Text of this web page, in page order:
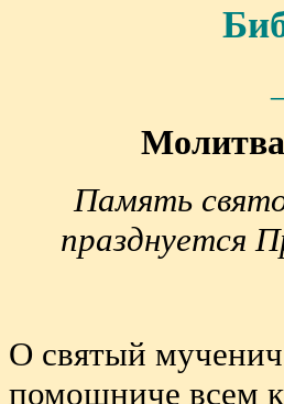
Память
празднуется
О святый
помощниче всем